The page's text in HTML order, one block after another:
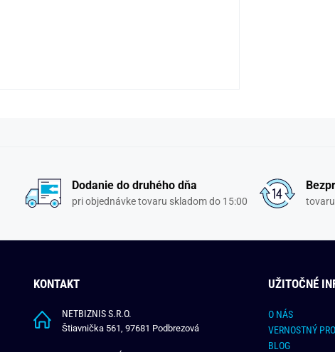
Dodanie do druhého dňa
pri objednávke tovaru skladom do 15:00
KONTAKT
NETBIZNIS S.R.O.
Štiavnička 561, 97681 Podbrezová
UŽITOČNÉ
O NÁS
VERNOSTNÝ
BLOG